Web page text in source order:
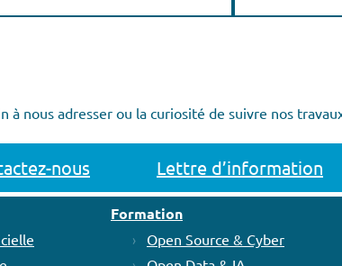
à nous adresser ou la curiosité de suivre nos
nous Lettre d’information
Formation
Open Source & Cyber